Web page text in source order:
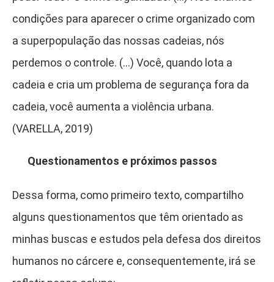
condições para aparecer o crime organizado com
a superpopulação das nossas cadeias, nós
perdemos o controle. (…) Você, quando lota a
cadeia e cria um problema de segurança fora da
cadeia, você aumenta a violência urbana.
(VARELLA, 2019)
Questionamentos e próximos passos
Dessa forma, como primeiro texto, compartilho
alguns questionamentos que têm orientado as
minhas buscas e estudos pela defesa dos direitos
humanos no cárcere e, consequentemente, irá se